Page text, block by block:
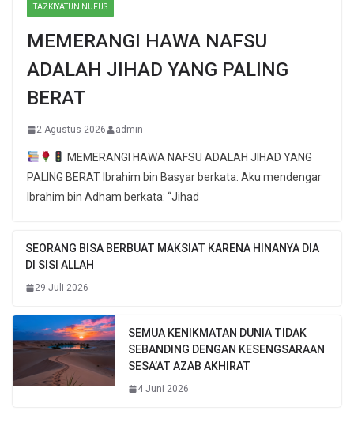
TAZKIYATUN NUFUS
MEMERANGI HAWA NAFSU
ADALAH JIHAD YANG PALING
BERAT
2 Agustus 2026 admin
MEMERANGI HAWA NAFSU ADALAH JIHAD YANG
PALING BERAT Ibrahim bin Basyar berkata: Aku mendengar
Ibrahim bin Adham berkata: “Jihad
SEORANG BISA BERBUAT MAKSIAT KARENA HINANYA DIA
DI SISI ALLAH
29 Juli 2026
SEMUA KENIKMATAN DUNIA TIDAK
SEBANDING DENGAN KESENGSARAAN
SESA’AT AZAB AKHIRAT
4 Juni 2026